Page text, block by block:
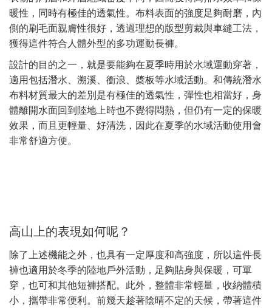
暖性，同時有極佳的透氣性。布料表面的強度足夠耐磨，內
側的刷毛面親膚性很好，透過理想的版型剪裁與車縫工法，
獲得這件符合人體外型的多功運動長褲。
設計的目的之一，就是要能夠在夏季時用於水域運動穿著，
適用包括潛水、溯溪、衝浪、槳板等水域活動。和傳統潛水
布料材質最大的差別是有極佳的透氣性，彈性也相當好，身
體離開水面回到陸地上時也不覺得悶熱，但仍有一定的保暖
效果，而且更輕量、好清洗，因此在夏季的水域活動使用會
非常舒適方便。
高山上的表現如何呢？
除了上述機能之外，也具有一定厚度和高強度，所以這件長
褲也適用於冬季的陸地戶外活動，足夠貼身與保暖，可單
穿，也可和其他短褲搭配。此外，整體非常輕量，收納體積
小，攜帶非常便利。前幾天趁著陰晴不定的天候，帶著這件